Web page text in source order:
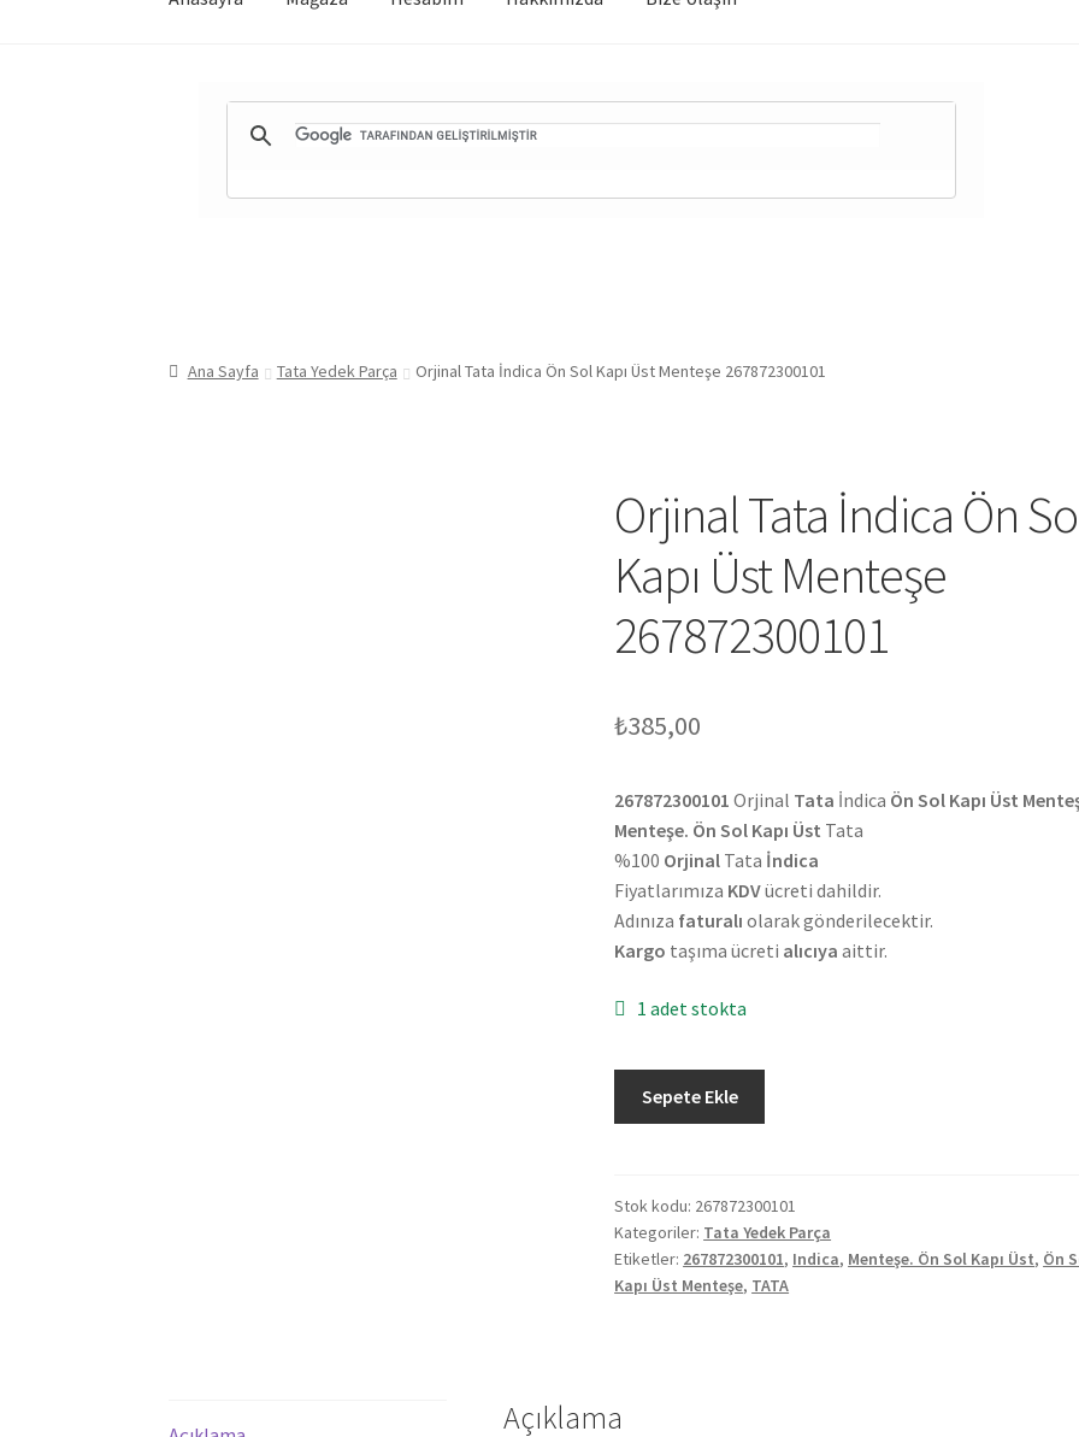
Ana Sayfa Tata Yedek Parça Orjinal Tata İndica Ön Sol Kapı Üst Menteşe 267872300101
Orjinal Tata İndica Ön
Kapı Üst Menteşe
267872300101
₺385,00
267872300101 Orjinal Tata İndica Ön Sol Kapı Üst
Menteşe. Ön Sol Kapı Üst Tata
%100 Orjinal Tata İndica
Fiyatlarımıza KDVücreti dahildir.
Adınıza faturalı olarak gönderilecektir.
Kargo taşıma ücreti alıcıya aittir.
1 adet stokta
Sol
Kapı
Üst
Menteşe
Sepete Ekle
Stok kodu: 267872300101
Kategoriler: Tata Yedek Parça
Etiketler: 267872300101, Indica, Menteşe. Ön Sol Kapı Üst, Ön
Kapı Üst Menteşe, TATA
Açıklama